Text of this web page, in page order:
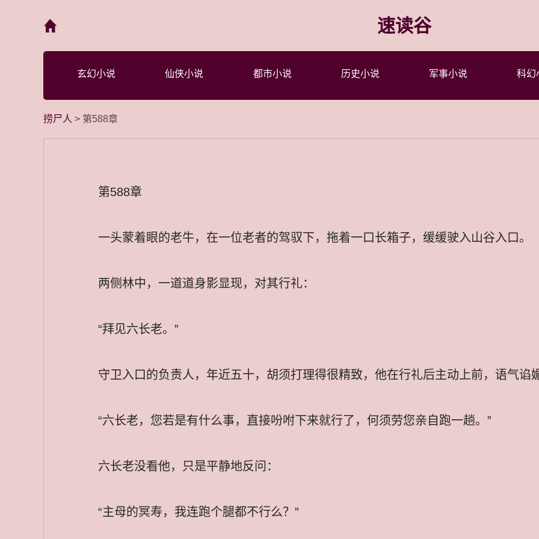
速读谷
玄幻小说 仙侠小说 都市小说 历史小说 军事小说 科幻
捞尸人 > 第588章
第588章
一头蒙着眼的老牛，在一位老者的驾驭下，拖着一口长箱子，缓缓驶入山谷入口。
两侧林中，一道道身影显现，对其行礼：
“拜见六长老。”
守卫入口的负责人，年近五十，胡须打理得很精致，他在行礼后主动上前，语气谄
“六长老，您若是有什么事，直接吩咐下来就行了，何须劳您亲自跑一趟。”
六长老没看他，只是平静地反问：
“主母的冥寿，我连跑个腿都不行么？”